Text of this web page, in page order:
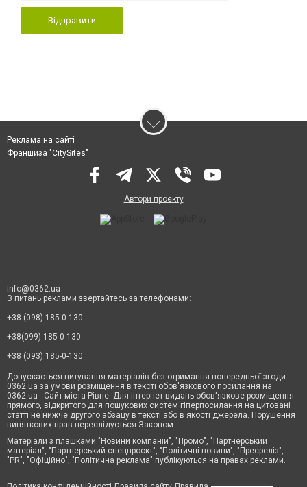
Відправити
Реклама на сайті
Франшиза "CitySites"
Автори проєкту
info@0362.ua
З питань реклами звертайтесь за телефонами:
+38 (098) 185-0-130
+38(099) 185-0-130
+38 (093) 185-0-130
Допускається цитування матеріалів без отримання попередньої згоди
0362.ua за умови розміщення в тексті обов'язкового посилання на
0362.ua - Сайт міста Рівне. Для інтернет-видань обов'язкове розміщення
прямого, відкритого для пошукових систем гіперпосилання на цитовані
статті не нижче другого абзацу в тексті або в якості джерела. Порушення
виняткових прав переслідується Законом.
Матеріали з плашками "Новини компаній", "Промо", "Партнерський
матеріал", "Партнерський спецпроєкт", "Політичні новини", "Пресреліз",
"PR", "Офіційно", "Політична реклама" публікуються на правах реклами.